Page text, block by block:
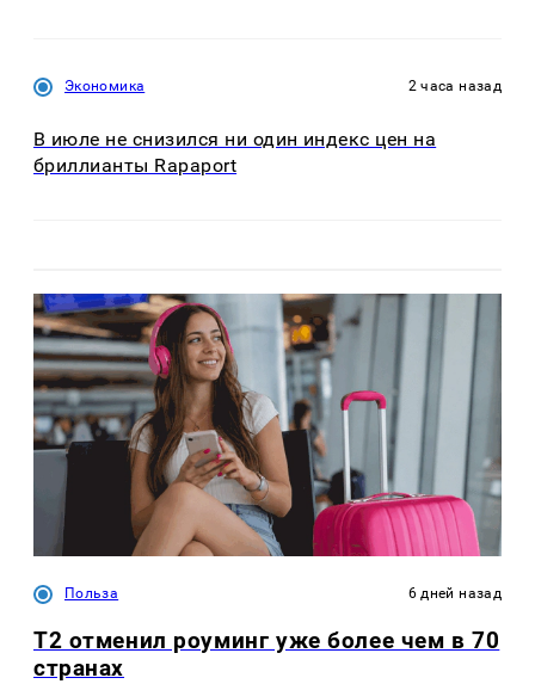
Экономика 2 часа назад
В июле не снизился ни один индекс цен на
бриллианты Rapaport
Польза 6 дней назад
Т2 отменил роуминг уже более чем в 70
странах